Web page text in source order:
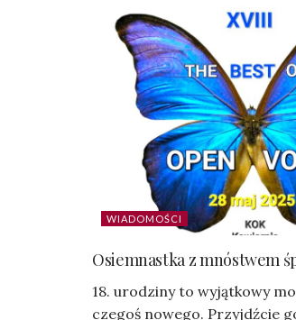
WIADOMOŚCI
Osiemnastka z mnóstwem
18. urodziny to wyjątkowy
czegoś nowego. Przyjdźcie